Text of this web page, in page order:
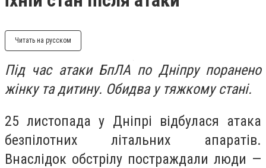
Читать на русском
Під час атаки БпЛА по Дніпру поранено
жінку та дитину. Обидва у тяжкому стані.
25 листопада у Дніпрі відбулася атака
безпілотних літальних апаратів.
Внаслідок обстрілу постраждали люди —